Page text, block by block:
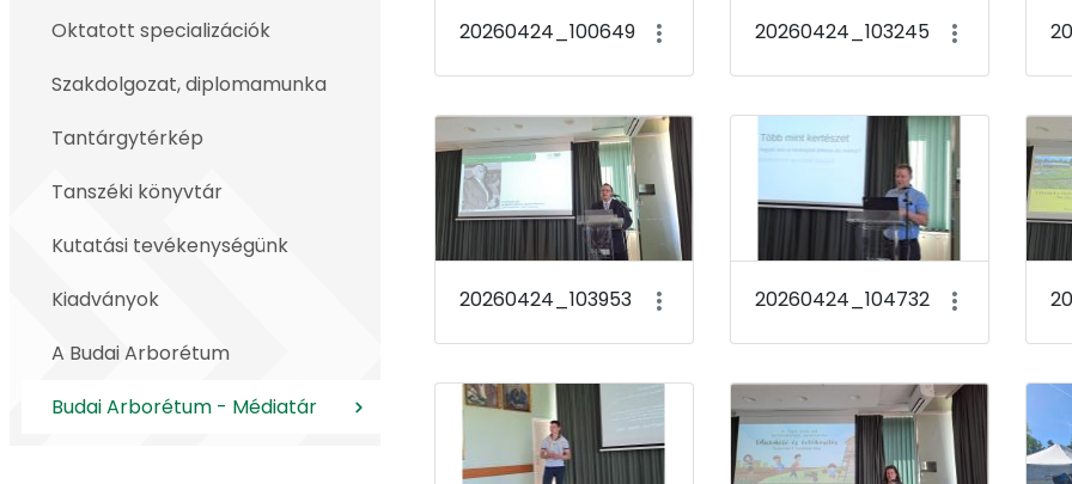
Oktatott specializációk
Szakdolgozat, diplomamunka
Tantárgytérkép
Tanszéki könyvtár
Kutatási tevékenységünk
Kiadványok
A Budai Arborétum
Budai Arborétum - Médiatár
20260424_100649 20260424_103245
20260424_103953 20260424_104732